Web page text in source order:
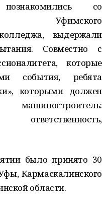
познакомились со
Уфимского
выдержали
Совместно с
которые
события, ребята
которыми должен
ответственность,
было принято 30
Кармаскалинского
области.